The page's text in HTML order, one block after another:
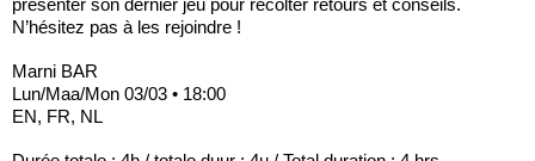
présenter son dernier jeu pour récolter retours et conseils.
N’hésitez pas à les rejoindre !
Marni BAR
Lun/Maa/Mon 03/03 • 18:00
EN, FR, NL